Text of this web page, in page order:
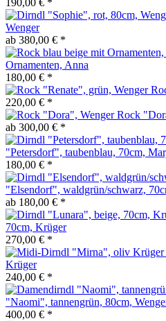
Wenger
ab 380,00 € *
Ornamenten, Anna
180,00 € *
220,00 € *
Rock
ab 300,00 € *
"Petersdorf", taubenblau, 70cm,
180,00 € *
"Elsendorf", waldgrün/schwarz,
ab 180,00 € *
70cm, Krüger
270,00 € *
Krüger
240,00 € *
"Naomi", tannengrün, 80cm,
400,00 € *